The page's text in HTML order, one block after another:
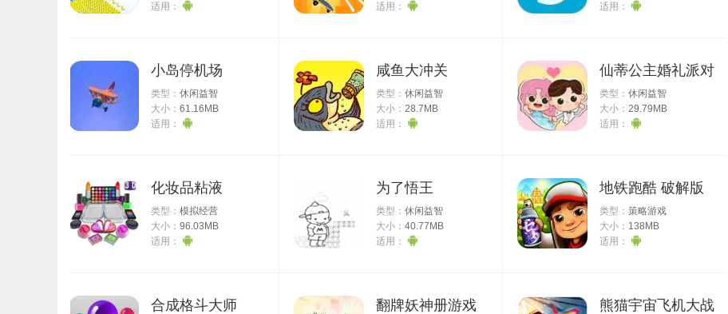
适用：
适用：
适用：
小岛停机场
类型： 休闲益智
大小： 61.16MB
适用：
咸鱼大冲关
类型： 休闲益智
大小： 28.7MB
适用：
仙蒂公主婚礼派对
类型： 休闲益智
大小： 29.79MB
适用：
化妆品粘液
类型： 模拟经营
大小： 96.03MB
适用：
为了悟王
类型： 休闲益智
大小： 40.77MB
适用：
地铁跑酷 破解版
类型： 策略游戏
大小： 138MB
适用：
合成格斗大师 翻牌妖神册游戏 熊猫宇宙飞机大战